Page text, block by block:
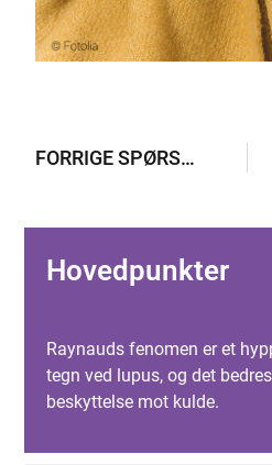
FORRIGE SPØRSMÅL
Hovedpunkter
Raynauds fenomen er et
tegn ved lupus, og det
beskyttelse mot kulde.